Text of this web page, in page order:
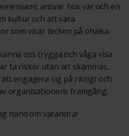
ansvar hos var och en
kultur och att vara
som visar tecken på ohälsa.
oss trygga och våga visa
ta risker utan att skämmas,
engagera sig på riktigt och
organisationens framgång.
hand om varandra!